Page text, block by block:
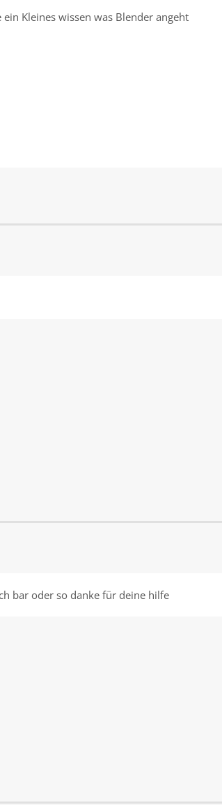
Kleines wissen was Blender angeht
bar oder so danke für deine hilfe